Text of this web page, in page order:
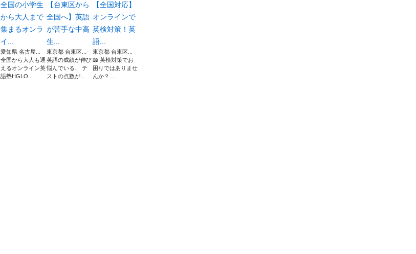
全国の小学生
から大人まで
集まるオンラ
イ...
愛知県 名古屋...
全国から大人も通
えるオンライン英
語塾HGLO...
【台東区から
全国へ】英語
が苦手な中高
生...
東京都 台東区...
英語の成績が伸び
悩んでいる、 テ
ストの点数が...
【全国対応】
オンラインで
英検対策！英
語...
東京都 台東区...
📖 英検対策でお
困りではありませ
んか？ ...